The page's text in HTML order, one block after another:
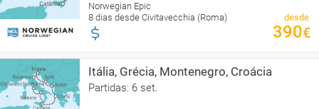
Norwegian Epic
8 dias desde Civitavecchia (Roma)
desde
390€
Itália, Grécia, Montenegro, Croácia
Partidas: 6 set.